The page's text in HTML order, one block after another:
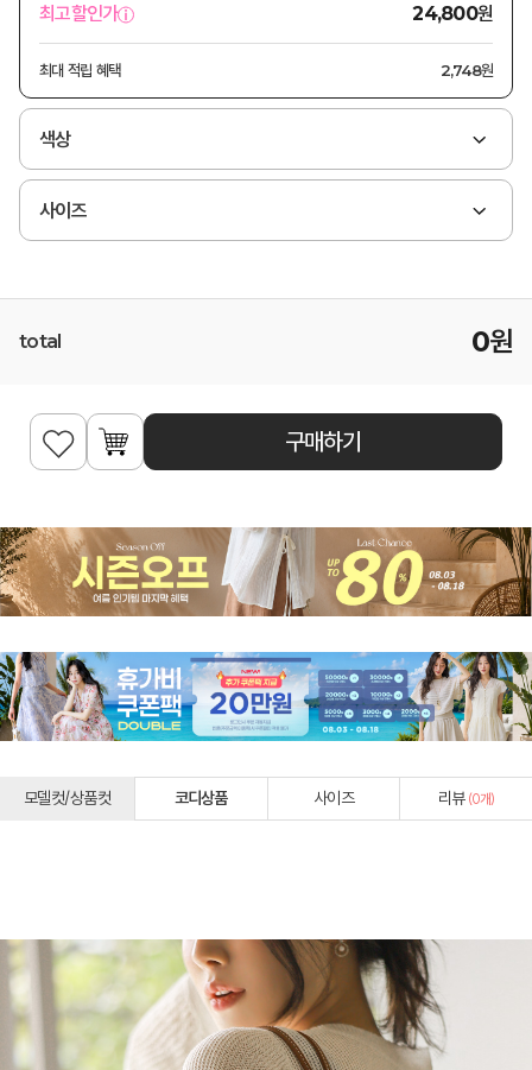
최고할인가 24,800원
최대 적립 혜택 2,748원
색상
사이즈
total 0원
구매하기
모델컷/상품컷 코디상품 사이즈 리뷰 (0개)